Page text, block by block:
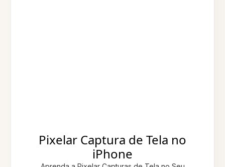
Pixelar Captura de Tela no
iPhone